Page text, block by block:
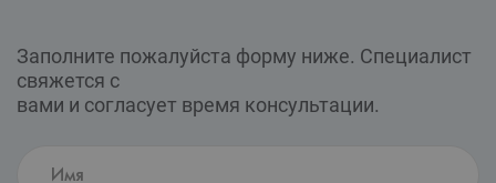
Заполните пожалуйста форму ниже. Специалист
свяжется с
вами и согласует время консультации.